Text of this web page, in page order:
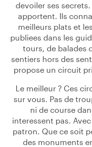
devoiler ses
apportent. Ils
meilleurs plats et
publiees dans les
tours, de balades
sentiers hors des
propose un circuit
Le meilleur ? Ces
sur vous. Pas de
ni de course
interessent pas.
patron. Que ce soit
des monuments